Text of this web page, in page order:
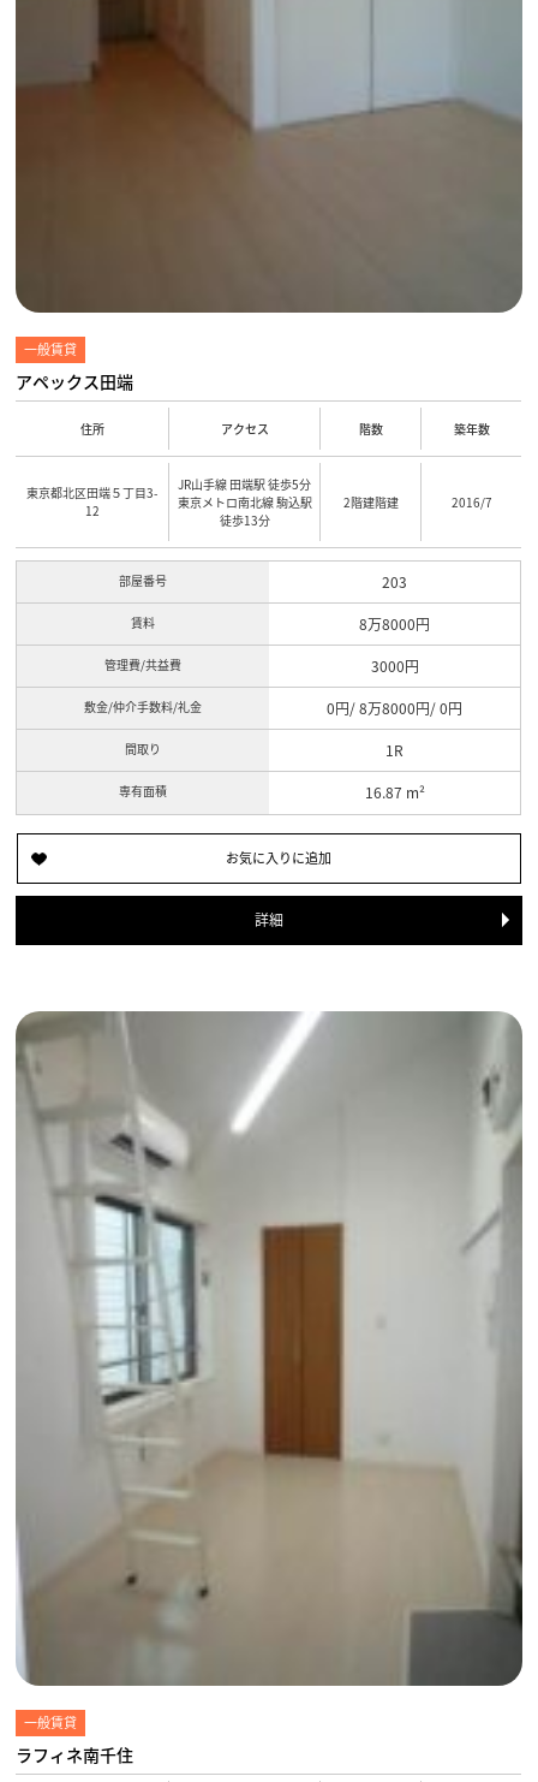
一般賃貸
アペックス田端
住所 アクセス 階数 築年数
東京都北区田端５丁目3-
12
JR山手線 田端駅 徒歩5分
東京メトロ南北線 駒込駅
徒歩13分
2階建階建 2016/7
部屋番号
賃料
管理費/共益費
敷金/仲介手数料/礼金
間取り
専有面積
203
8万8000円
3000円
0円/ 8万8000円/ 0円
1R
16.87 m²
詳細
一般賃貸
ラフィネ南千住